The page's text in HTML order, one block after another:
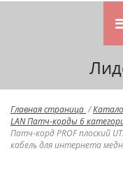
Главная страница /
LAN Патч-корды 6
Патч-корд PROF плоский
кабель для интернета